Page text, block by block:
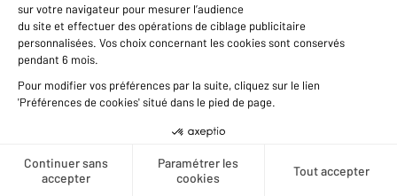
Créer une alerte
libre fin avril 2026! Découvrez vite cet
agréable appartement de plus de 61 m², situé
au 1er étage d'une copropriété récente de
2013, parfaitement entretenue. Dès l'entrée,
vous serez séduit ...
Visite virtuelle
Voir le détail du bien